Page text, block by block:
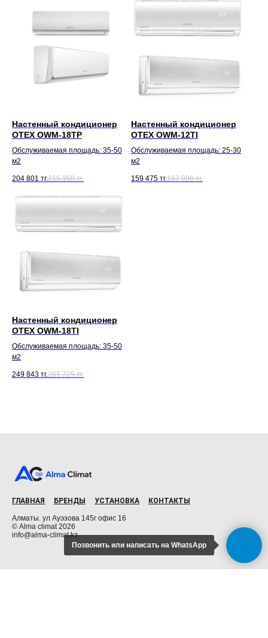
Настенный кондиционер
OTEX OWM-18TP
Обслуживаемая площадь: 35-50
м2
204 801 тг.215 350 тг.
Настенный кондиционер
OTEX OWM-12TI
Обслуживаемая площадь: 25-30
м2
159 475 тг.167 996 тг.
Настенный кондиционер
OTEX OWM-18TI
Обслуживаемая площадь: 35-50
м2
249 843 тг.261 725 тг.
ГЛАВНАЯ БРЕНДЫ УСТАНОВКА КОНТАКТЫ
Алматы. ул Ауэзова 145г офис 16
© Alma climat 2026
info@alma-climat.kz
Позвонить или написать на WhatsApp